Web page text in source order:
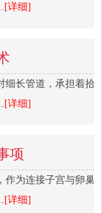
[详细]
细长管道，承担着拾
[详细]
项
作为连接子宫与卵巢
[详细]